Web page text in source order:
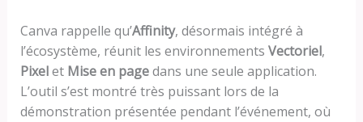
Canva rappelle qu’Affinity, désormais intégré à
l’écosystème, réunit les environnements Vectoriel,
Pixelet Mise en pagedans une seule application.
L’outil s’est montré très puissant lors de la
démonstration présentée pendant l’événement, où